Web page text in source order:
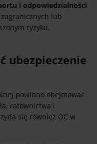
i odpowiedzialności
lub
ryzyku.
ubezpieczenie
powinno obejmować
ratownictwa i
się również OC w